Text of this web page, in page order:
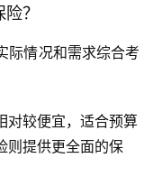
？
际情况和需求综合考
对较便宜，适合预算
则提供更全面的保